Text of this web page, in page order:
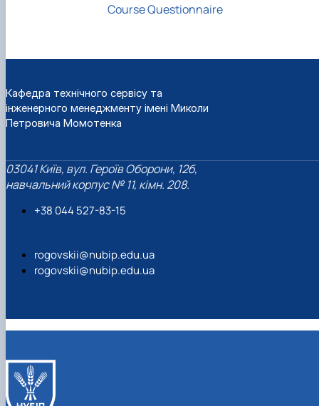
Course Questionnaire
Кафедра технічного сервісу та
інженерного менеджменту імені Миколи
Петровича Момотенка
03041 Київ, вул. Героїв Оборони, 12б,
навчальний корпус № 11, кімн. 208.
+38 044 527-83-15
rogovskii@nubip.edu.ua
rogovskii@nubip.edu.ua